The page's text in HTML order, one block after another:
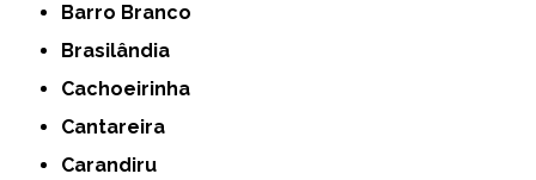
Barro Branco
Brasilândia
Cachoeirinha
Cantareira
Carandiru